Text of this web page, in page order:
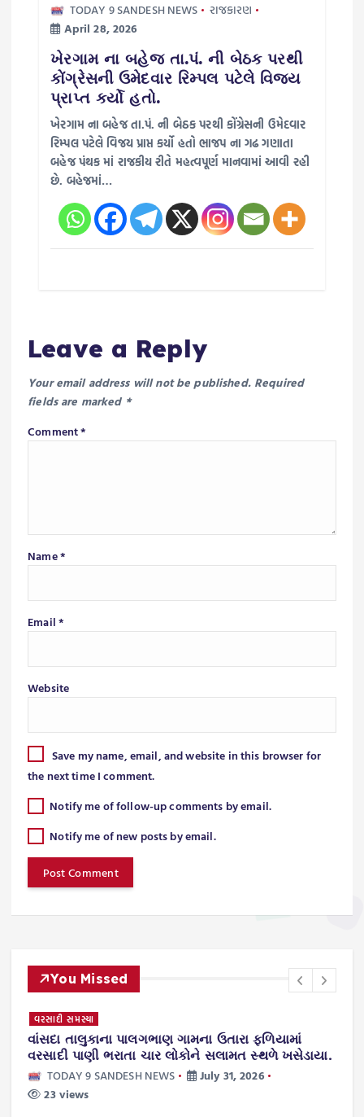
TODAY 9 SANDESH NEWS
રાજકારણ
April 28, 2026
ખેરગામ ના બહેજ તા.પં. ની બેઠક પરથી
કોંગ્રેસની ઉમેદવાર રિમ્પલ પટેલે વિજય
પ્રાપ્ત કર્યો હતો.
ખેરગામ ના બહેજ તા.પં. ની બેઠક પરથી કોંગ્રેસની ઉમેદવાર
રિમ્પલ પટેલે વિજય પ્રાપ્ત કર્યો હતો ભાજપ ના ગઢ ગણાતા
બહેજ પંથક માં રાજકીય રીતે મહત્વપૂર્ણ માનવામાં આવી રહી
છે. બહેજમાં…
Leave a Reply
Your email address will not be published. Required
fields are marked *
Comment*
Name*
Email*
Website
Save my name, email, and website in this browser for
the next time I comment.
Notify me of follow-up comments by email.
Notify me of new posts by email.
You Missed
વરસાદી સમસ્યા
વાંસદા તાલુકાના પાલગભાણ ગામના ઉતારા ફળિયામાં
વરસાદી પાણી ભરાતા ચાર લોકોને સલામત સ્થળે ખસેડાયા.
TODAY 9 SANDESH NEWS
July 31, 2026
23 views